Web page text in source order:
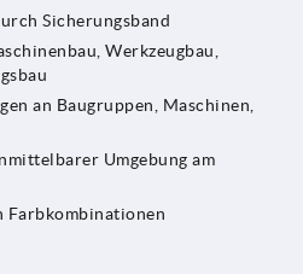
Sicherungsband
Werkzeugbau,
an Baugruppen, Maschinen,
Umgebung am
Farbkombinationen